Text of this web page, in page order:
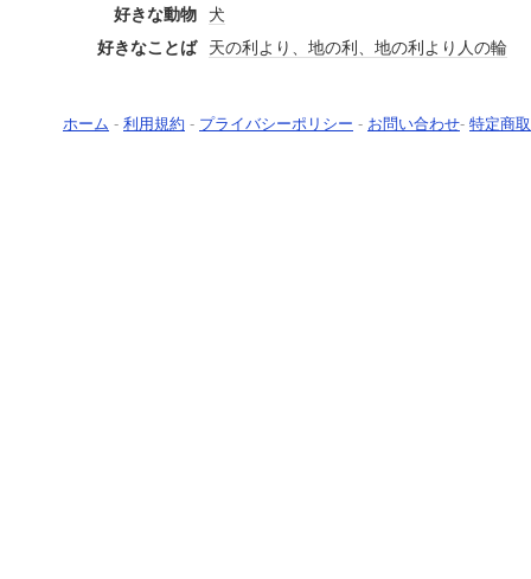
好きな動物
犬
好きなことば
天の利より、地の利、地の利より人の輪
ホーム - 利用規約 - プライバシーポリシー - お問い合わせ- 特定商